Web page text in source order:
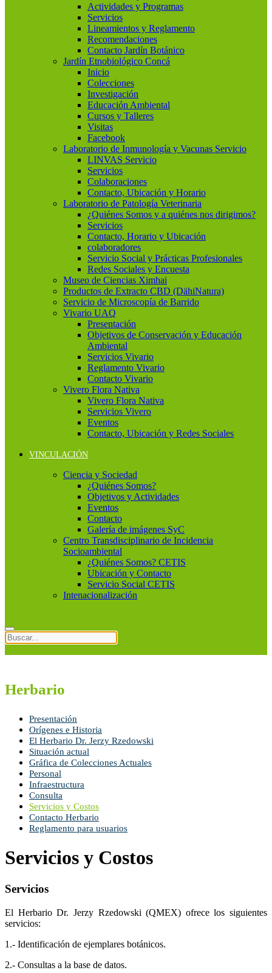
Actividades y Programas
Servicios
Lineamientos y Reglamento
Recomendaciones
Contacto Jardín Botánico
Jardín Etnobiológico Concá
Inicio
Colecciones
Investigación
Educación Ambiental
Cursos y Talleres
Visitas
Facebook
Laboratorio de Inmunología y Vacunas Servicio
LINVAS Servicio
Servicios
Colaboraciones
Contacto, Ubicación y Horario
Laboratorio de Patología Veterinaria
¿Quiénes Somos y a quiénes nos dirigimos?
Servicios
Contacto, Horario y Ubicación
colaboradores
Servicio Social y Prácticas Profesionales
Redes Sociales y Encuesta
Museo de Ciencias Ximhai
Productos de Extracto CBD (DähiNatura)
Servicio de Microscopía de Barrido
Vivario UAQ
Presentación
Objetivos de Conservación y Educación
Ambiental
Servicios Vivario
Reglamento Vivario
Contacto Vivario
Vivero Flora Nativa
Vivero Flora Nativa
Servicios Vivero
Eventos
Contacto, Ubicación y Redes Sociales
VINCULACIÓN
Ciencia y Sociedad
¿Quiénes Somos?
Objetivos y Actividades
Eventos
Contacto
Galería de imágenes SyC
Centro Transdisciplinario de Incidencia
Socioambiental
¿Quiénes Somos? CETIS
Ubicación y Contacto
Servicio Social CETIS
Intenacionalización
Herbario
Presentación
Orígenes e Historia
El Herbario Dr. Jerzy Rzedowski
Situación actual
Gráfica de Colecciones Actuales
Personal
Infraestructura
Consulta
Servicios y Costos
Contacto Herbario
Reglamento para usuarios
Servicios y Costos
Servicios
El Herbario Dr. Jerzy Rzedowski (QMEX) ofrece los siguientes
servicios:
1.- Identificación de ejemplares botánicos.
2.- Consultas a la base de datos.